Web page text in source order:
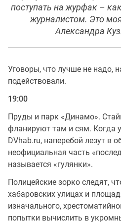
поступать на журфак –
журналистом. Это
Александра
Уговоры, что лучше не надо,
подействовали.
19:00
Пруды и парк «Динамо».
фланируют там и сям. Когда
DVhab.ru, наперебой лезут в
неофициальная часть
называется «гулянки».
Полицейские зорко следят,
хабаровских улицах и
изначального,
попытки вычислить в